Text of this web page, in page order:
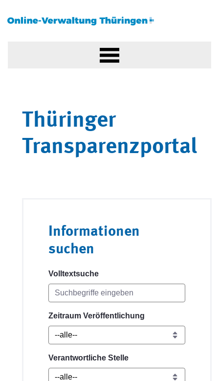
Thüringer
Transparenzportal
Informationen
suchen
Volltextsuche
Zeitraum Veröffentlichung
Verantwortliche Stelle